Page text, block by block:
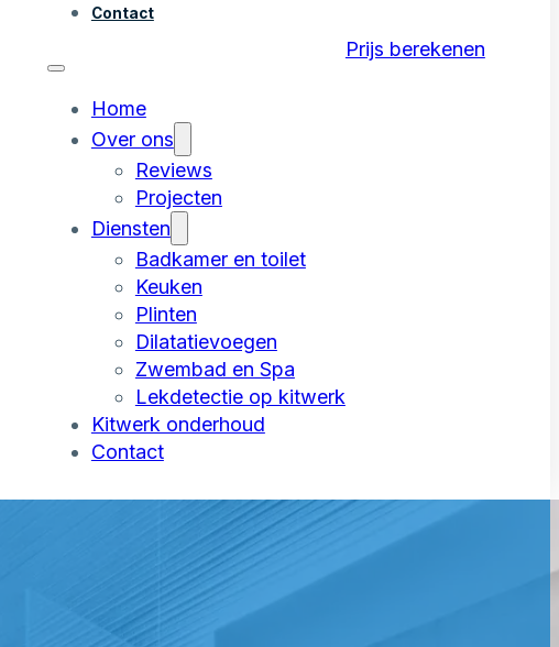
Contact
Home
Over ons
Reviews
Projecten
Diensten
Badkamer en toilet
Keuken
Plinten
Dilatatievoegen
Zwembad en Spa
Lekdetectie op kitwerk
Kitwerk onderhoud
Contact
Prijs berekenen